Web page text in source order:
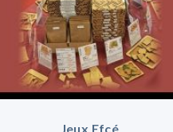
Jeux Efcé